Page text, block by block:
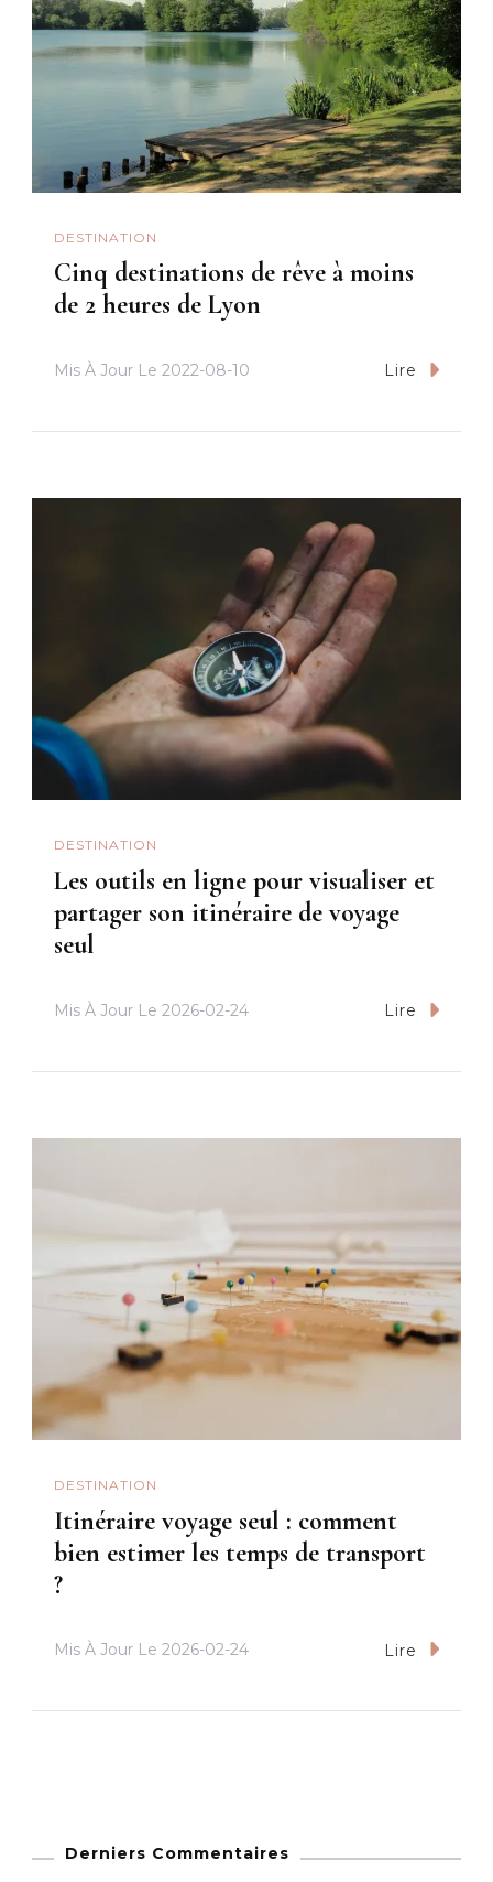
DESTINATION
Cinq destinations de rêve à moins
de 2 heures de Lyon
Mis À Jour Le 2022-08-10 Lire
DESTINATION
Les outils en ligne pour visualiser et
partager son itinéraire de voyage
seul
Mis À Jour Le 2026-02-24 Lire
DESTINATION
Itinéraire voyage seul : comment
bien estimer les temps de transport
?
Mis À Jour Le 2026-02-24 Lire
Derniers Commentaires